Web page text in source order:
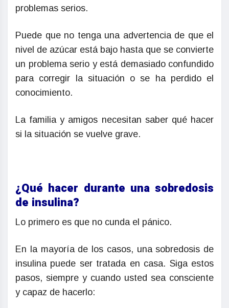
problemas serios.
Puede que no tenga una advertencia de que el
nivel de azúcar está bajo hasta que se convierte
un problema serio y está demasiado confundido
para corregir la situación o se ha perdido el
conocimiento.
La familia y amigos necesitan saber qué hacer
si la situación se vuelve grave.
¿Qué hacer durante una sobredosis
de insulina?
Lo primero es que no cunda el pánico.
En la mayoría de los casos, una sobredosis de
insulina puede ser tratada en casa. Siga estos
pasos, siempre y cuando usted sea consciente
y capaz de hacerlo: